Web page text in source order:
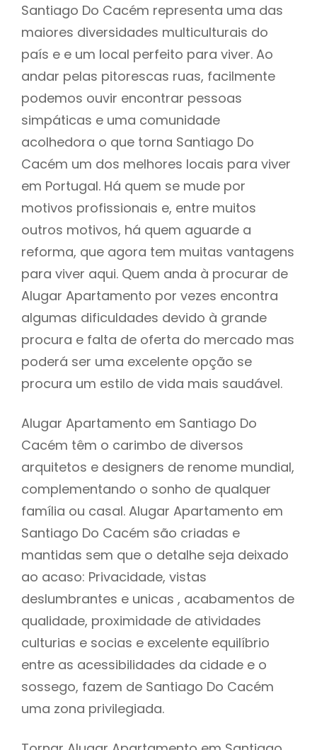
Santiago Do Cacém representa uma das
maiores diversidades multiculturais do
país e e um local perfeito para viver. Ao
andar pelas pitorescas ruas, facilmente
podemos ouvir encontrar pessoas
simpáticas e uma comunidade
acolhedora o que torna Santiago Do
Cacém um dos melhores locais para viver
em Portugal. Há quem se mude por
motivos profissionais e, entre muitos
outros motivos, há quem aguarde a
reforma, que agora tem muitas vantagens
para viver aqui. Quem anda à procurar de
Alugar Apartamento por vezes encontra
algumas dificuldades devido à grande
procura e falta de oferta do mercado mas
poderá ser uma excelente opção se
procura um estilo de vida mais saudável.
Alugar Apartamento em Santiago Do
Cacém têm o carimbo de diversos
arquitetos e designers de renome mundial,
complementando o sonho de qualquer
família ou casal. Alugar Apartamento em
Santiago Do Cacém são criadas e
mantidas sem que o detalhe seja deixado
ao acaso: Privacidade, vistas
deslumbrantes e unicas , acabamentos de
qualidade, proximidade de atividades
culturias e socias e excelente equilíbrio
entre as acessibilidades da cidade e o
sossego, fazem de Santiago Do Cacém
uma zona privilegiada.